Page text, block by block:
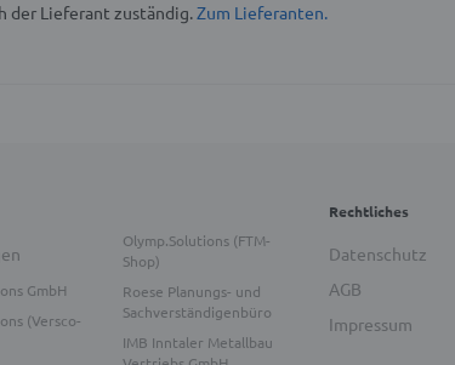
der Lieferant zuständig.Zum Lieferanten.
GmbH
(Versco-
Olymp.Solutions (FTM-
Shop)
Roese Planungs- und
Sachverständigenbüro
IMB Inntaler Metallbau
Rechtliches
Datenschutz
AGB
Impressum